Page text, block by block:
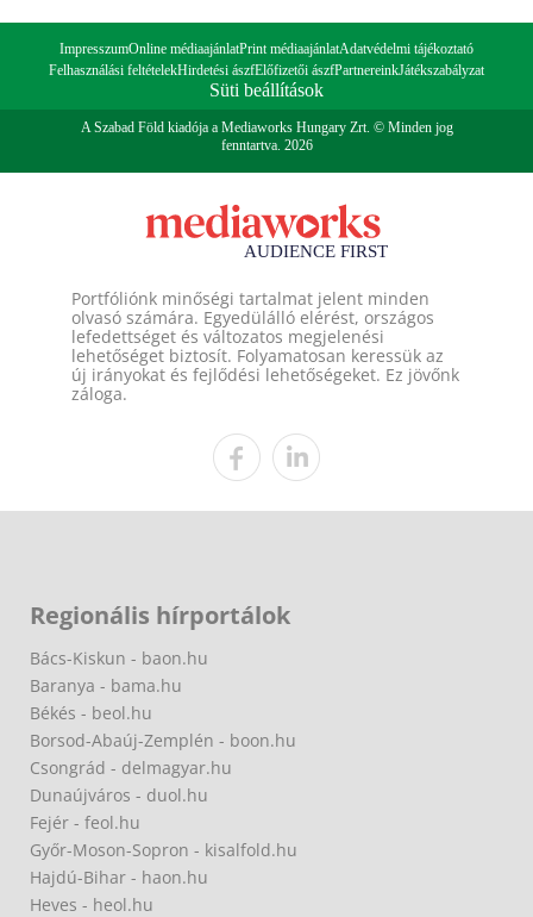
ImpresszumOnline médiaajánlatPrint médiaajánlatAdatvédelmi tájékoztató
Felhasználási feltételekHirdetési ászfElőfizetői ászfPartnereinkJátékszabályzat
Süti beállítások
A Szabad Föld kiadója a Mediaworks Hungary Zrt. © Minden jog
fenntartva. 2026
Portfóliónk minőségi tartalmat jelent minden
olvasó számára. Egyedülálló elérést, országos
lefedettséget és változatos megjelenési
lehetőséget biztosít. Folyamatosan keressük az
új irányokat és fejlődési lehetőségeket. Ez jövőnk
záloga.
Regionális hírportálok
Bács-Kiskun - baon.hu
Baranya - bama.hu
Békés - beol.hu
Borsod-Abaúj-Zemplén - boon.hu
Csongrád - delmagyar.hu
Dunaújváros - duol.hu
Fejér - feol.hu
Győr-Moson-Sopron - kisalfold.hu
Hajdú-Bihar - haon.hu
Heves - heol.hu